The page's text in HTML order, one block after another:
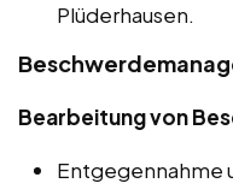
Plüderhausen.
Bearbeitung von
Entgegennahme